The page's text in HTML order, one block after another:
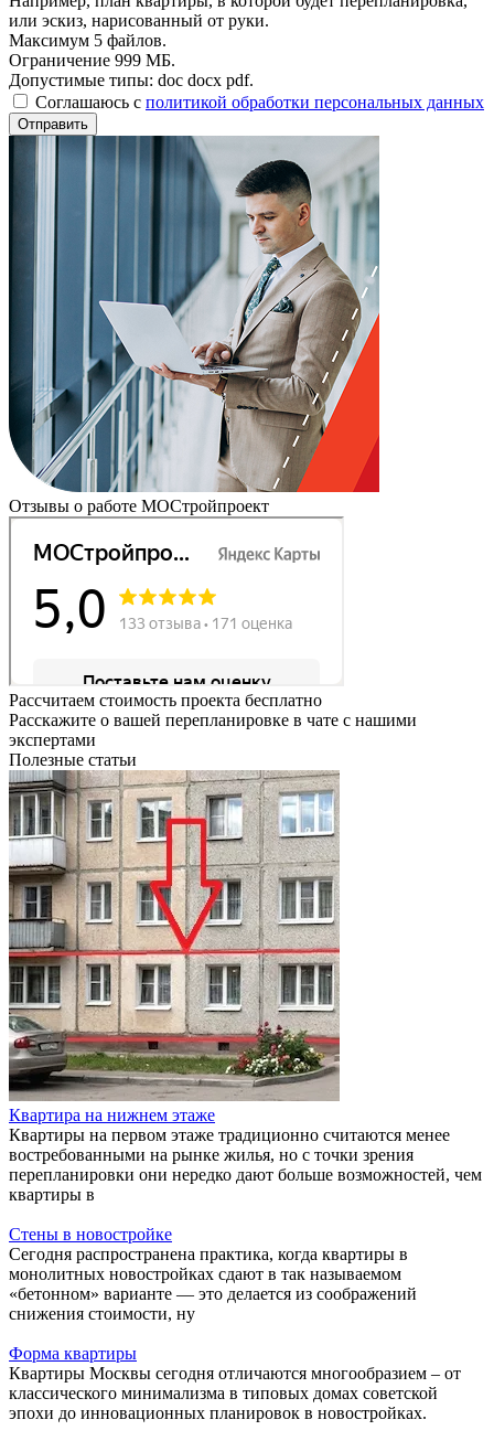
или эскиз, нарисованный от руки.
Максимум 5 файлов.
Ограничение 999 МБ.
Допустимые типы: doc docx pdf.
Соглашаюсь с политикой обработки персональных данных
Отправить
Отзывы о работе МОСтройпроект
Рассчитаем стоимость проекта бесплатно
Расскажите о вашей перепланировке в чате с нашими
экспертами
Полезные статьи
Квартира на нижнем этаже
Квартиры на первом этаже традиционно считаются менее
востребованными на рынке жилья, но с точки зрения
перепланировки они нередко дают больше возможностей, чем
квартиры в
Стены в новостройке
Сегодня распространена практика, когда квартиры в
монолитных новостройках сдают в так называемом
«бетонном» варианте — это делается из соображений
снижения стоимости, ну
Форма квартиры
Квартиры Москвы сегодня отличаются многообразием – от
классического минимализма в типовых домах советской
эпохи до инновационных планировок в новостройках.